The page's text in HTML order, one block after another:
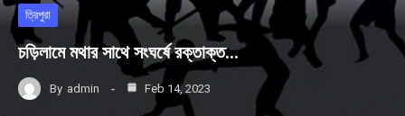
ত্রিপুরা
চড়িলামে মথার সাথে সংঘর্ষে রক্তাক্ত…
By admin Feb 14, 2023